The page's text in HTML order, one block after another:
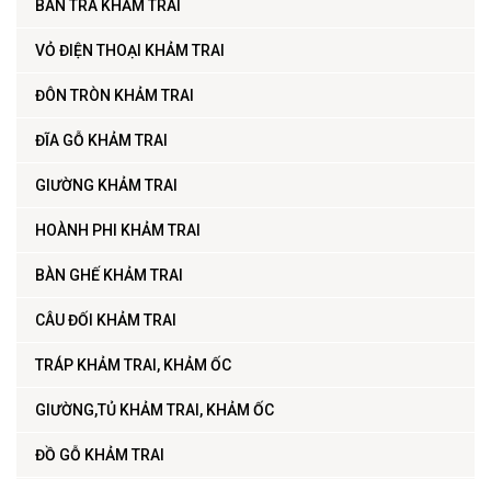
BÀN TRÀ KHẢM TRAI
VỎ ĐIỆN THOẠI KHẢM TRAI
ĐÔN TRÒN KHẢM TRAI
ĐĨA GỖ KHẢM TRAI
GIƯỜNG KHẢM TRAI
HOÀNH PHI KHẢM TRAI
BÀN GHẾ KHẢM TRAI
CÂU ĐỐI KHẢM TRAI
TRÁP KHẢM TRAI, KHẢM ỐC
GIƯỜNG,TỦ KHẢM TRAI, KHẢM ỐC
ĐỒ GỖ KHẢM TRAI